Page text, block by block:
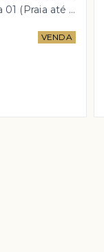
Guilhermina - Praia Grande/SP, Zona 01 (Praia até Kennedy)
VENDA